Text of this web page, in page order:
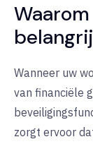
Wanneer uw
van financiële
zorgt ervoor